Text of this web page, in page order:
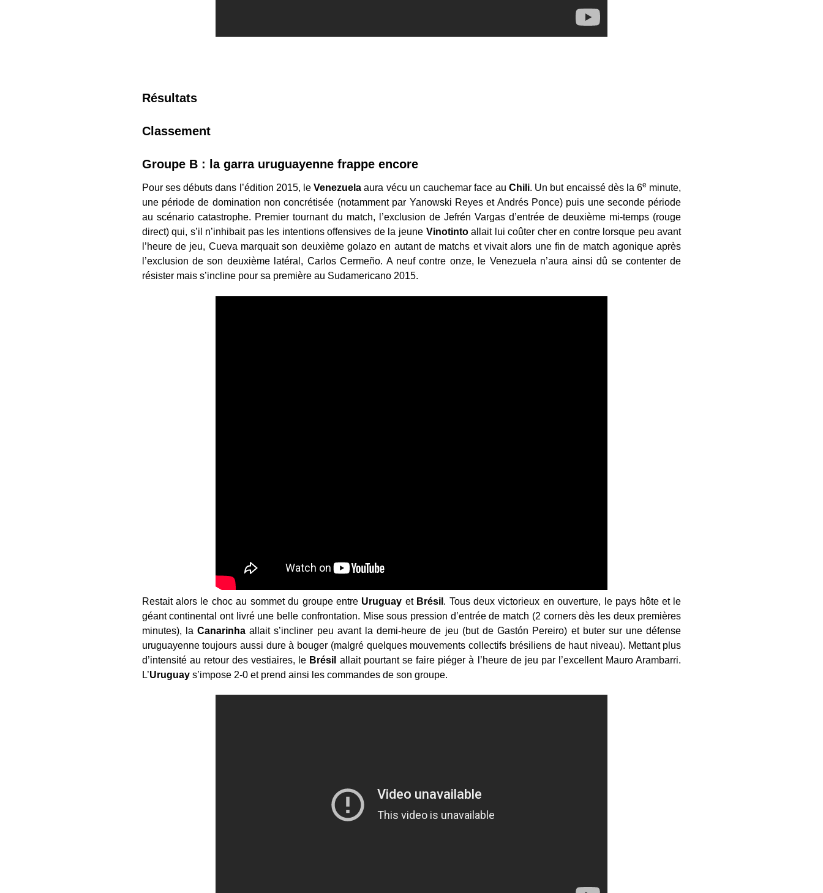
Résultats
Classement
Groupe B : la garra uruguayenne frappe encore
Pour ses débuts dans l’édition 2015, leVenezuela aura vécu un cauchemar face au Chili. Un but encaissé dès la 6e minute,
une période de domination non concrétisée (notamment par Yanowski Reyes et Andrés Ponce) puis une seconde période
au scénario catastrophe. Premier tournant du match, l’exclusion de Jefrén Vargas d’entrée de deuxième mi-temps (rouge
direct) qui, s’il n’inhibait pas les intentions offensives de la jeune Vinotintoallait lui coûter cher en contre lorsque peu avant
l’heure de jeu, Cueva marquait son deuxième golazo en autant de matchs et vivait alors une fin de match agonique après
l’exclusion de son deuxième latéral, Carlos Cermeño. A neuf contre onze, le Venezuela n’aura ainsi dû se contenter de
résister mais s’incline pour sa première au Sudamericano 2015.
Restait alors le choc au sommet du groupe entre Uruguay et Brésil . Tous deux victorieux en ouverture, le pays hôte et le
géant continental ont livré une belle confrontation. Mise sous pression d’entrée de match (2 corners dès les deux premières
minutes), la Canarinha allait s’incliner peu avant la demi-heure de jeu (but de Gastón Pereiro) et buter sur une défense
uruguayenne toujours aussi dure à bouger (malgré quelques mouvements collectifs brésiliens de haut niveau). Mettant plus
d’intensité au retour des vestiaires, le Brésil allait pourtant se faire piéger à l’heure de jeu par l’excellent Mauro Arambarri.
L’Uruguay s’impose 2-0 et prend ainsi les commandes de son groupe.